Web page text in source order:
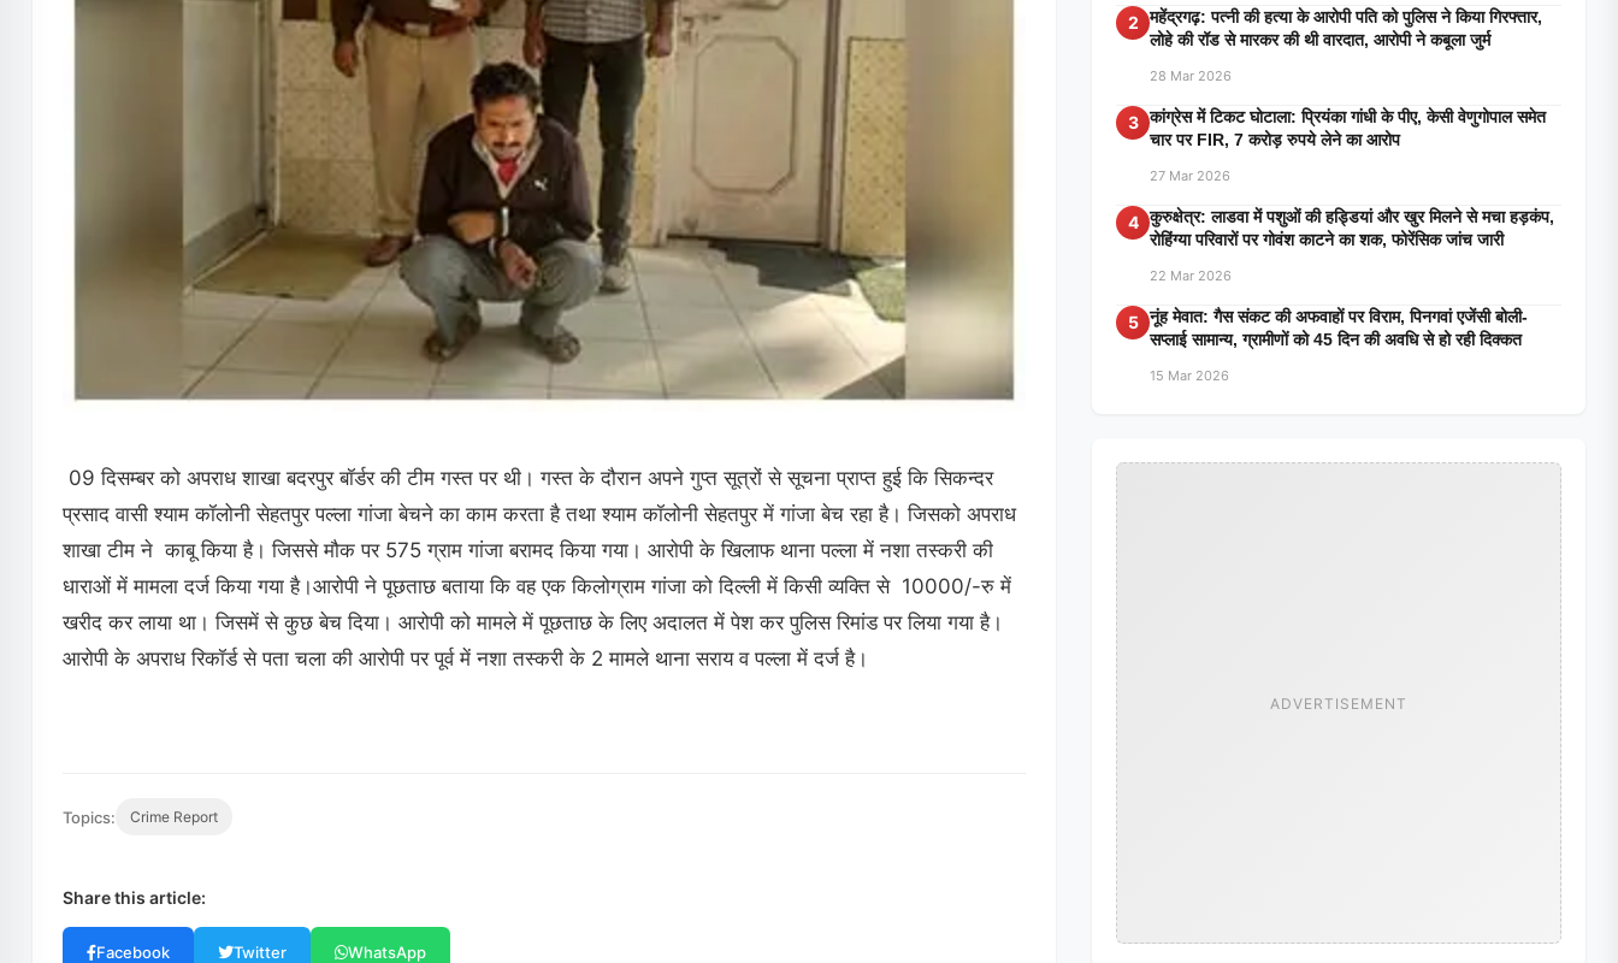
09 दिसम्बर को अपराध शाखा बदरपुर बॉर्डर की टीम गस्त पर थी। गस्त के दौरान अपने गुप्त सूत्रों से सूचना प्राप्त हुई कि सिकन्दर
प्रसाद वासी श्याम कॉलोनी सेहतपुर पल्ला गांजा बेचने का काम करता है तथा श्याम कॉलोनी सेहतपुर में गांजा बेच रहा है। जिसको अपराध
शाखा टीम ने काबू किया है। जिससे मौक पर 575 ग्राम गांजा बरामद किया गया। आरोपी के खिलाफ थाना पल्ला में नशा तस्करी की
धाराओं में मामला दर्ज किया गया है।आरोपी ने पूछताछ बताया कि वह एक किलोग्राम गांजा को दिल्ली में किसी व्यक्ति से 10000/-रु में
खरीद कर लाया था। जिसमें से कुछ बेच दिया। आरोपी को मामले में पूछताछ के लिए अदालत में पेश कर पुलिस रिमांड पर लिया गया है।
आरोपी के अपराध रिकॉर्ड से पता चला की आरोपी पर पूर्व में नशा तस्करी के 2 मामले थाना सराय व पल्ला में दर्ज है।
Topics: Crime Report
Share this article:
Facebook Twitter WhatsApp
2
महेंद्रगढ़: पत्नी की हत्या के आरोपी पति को पुलिस ने किया गिरफ्तार,
लोहे की रॉड से मारकर की थी वारदात, आरोपी ने कबूला जुर्म
28 Mar 2026
3 कांग्रेस में टिकट घोटाला: प्रियंका गांधी के पीए, केसी वेणुगोपाल समेत
चार पर FIR, 7 करोड़ रुपये लेने का आरोप
27 Mar 2026
4 कुरुक्षेत्र: लाडवा में पशुओं की हड्डियां और खुर मिलने से मचा हड़कंप,
रोहिंग्या परिवारों पर गोवंश काटने का शक, फोरेंसिक जांच जारी
22 Mar 2026
5 नूंह मेवात: गैस संकट की अफवाहों पर विराम, पिनगवां एजेंसी बोली-
सप्लाई सामान्य, ग्रामीणों को 45 दिन की अवधि से हो रही दिक्कत
15 Mar 2026
ADVERTISEMENT